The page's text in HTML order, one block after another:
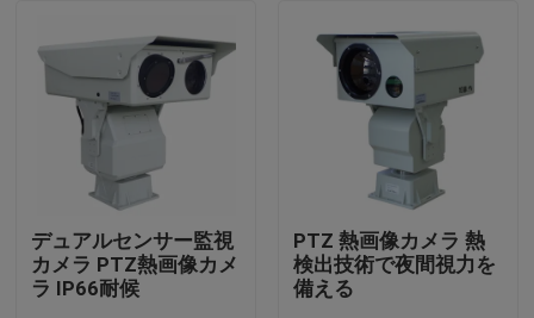
製品
工場 ツアー
品質管理
デュアルセンサー監視
カメラ PTZ熱画像カメ
ラ IP66耐候
PTZ 熱画像カメラ 熱
検出技術で夜間視力を
備える